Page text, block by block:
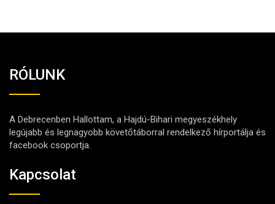
RÓLUNK
A Debrecenben Hallottam, a Hajdú-Bihari megyeszékhely
legújabb és legnagyobb követőtáborral rendelkező hírportálja és
facebook csoportja.
Kapcsolat